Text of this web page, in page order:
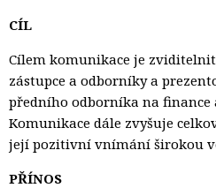
CÍL
Cílem komunikace je
zástupce a odborníky a
předního odborníka na
Komunikace dále zvyšuje
její pozitivní vnímání širokou
PŘÍNOS